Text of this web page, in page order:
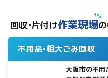
回収･片付け作業現場
不用品･粗大ごみ回収
大阪市の不用